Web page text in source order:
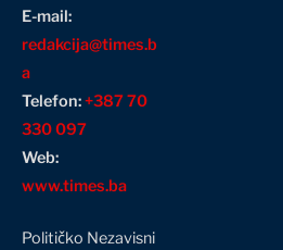
E-mail:
redakcija@times.b
a
Telefon:+387 70
330 097
Web:
www.times.ba
Političko Nezavisni